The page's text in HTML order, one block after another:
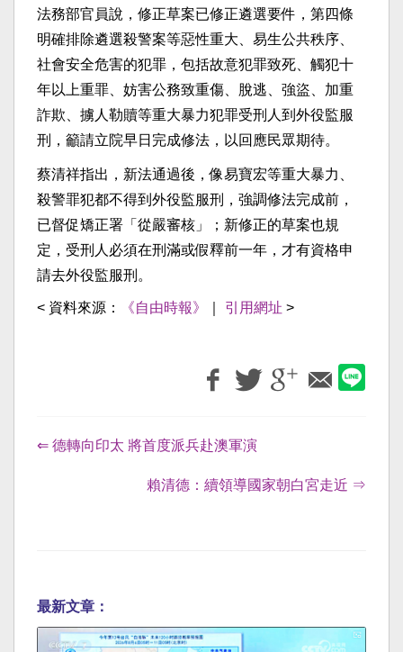
法務部官員說，修正草案已修正遴選要件，第四條
明確排除遴選殺警案等惡性重大、易生公共秩序、
社會安全危害的犯罪，包括故意犯罪致死、觸犯十
年以上重罪、妨害公務致重傷、脫逃、強盜、加重
詐欺、擄人勒贖等重大暴力犯罪受刑人到外役監服
刑，籲請立院早日完成修法，以回應民眾期待。
蔡清祥指出，新法通過後，像易寶宏等重大暴力、
殺警罪犯都不得到外役監服刑，強調修法完成前，
已督促矯正署「從嚴審核」；新修正的草案也規
定，受刑人必須在刑滿或假釋前一年，才有資格申
請去外役監服刑。
< 資料來源： 《自由時報》 引用網址 >
⇐ 德轉向印太 將首度派兵赴澳軍演
賴清德：續領導國家朝白宮走近 ⇒
最新文章：